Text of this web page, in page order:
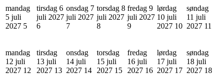
mandag
5 juli
2027 5
tirsdag 6
juli 2027
6
onsdag 7
juli 2027
7
torsdag 8
juli 2027
8
fredag 9
juli 2027
9
lørdag
10 juli
2027 10
søndag
11 juli
2027 11
mandag
12 juli
2027 12
tirsdag
13 juli
2027 13
onsdag
14 juli
2027 14
torsdag
15 juli
2027 15
fredag
16 juli
2027 16
lørdag
17 juli
2027 17
søndag
18 juli
2027 18